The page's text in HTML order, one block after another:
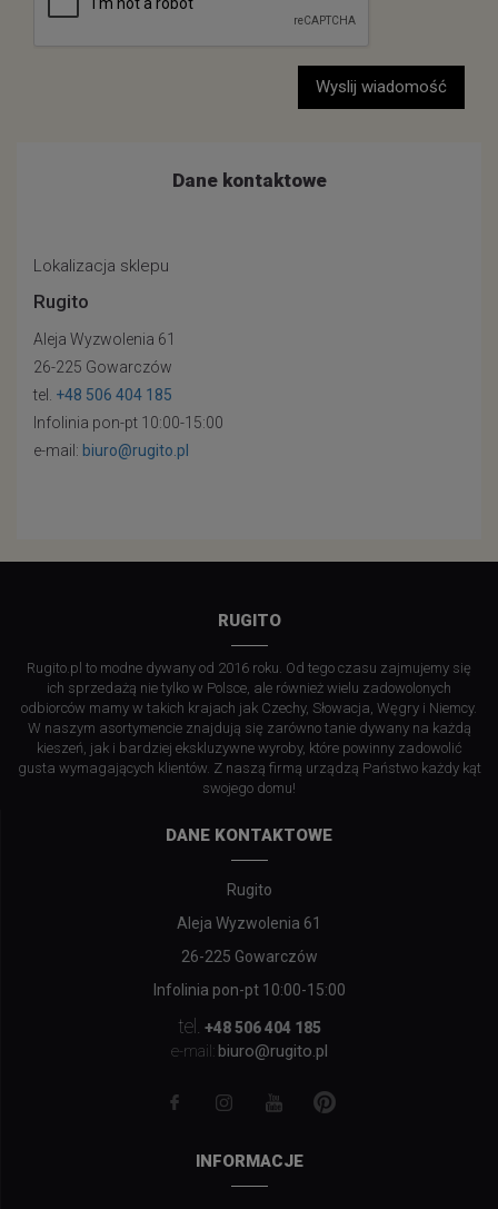
Wyslij wiadomość
Dane kontaktowe
Lokalizacja sklepu
Rugito
Aleja Wyzwolenia 61
26-225 Gowarczów
tel. +48 506 404 185
Infolinia pon-pt 10:00-15:00
e-mail: biuro@rugito.pl
RUGITO
Rugito.pl to modne dywany od 2016 roku. Od tego czasu zajmujemy się
ich sprzedażą nie tylko w Polsce, ale również wielu zadowolonych
odbiorców mamy w takich krajach jak Czechy, Słowacja, Węgry i Niemcy.
W naszym asortymencie znajdują się zarówno tanie dywany na każdą
kieszeń, jak i bardziej ekskluzywne wyroby, które powinny zadowolić
gusta wymagających klientów. Z naszą firmą urządzą Państwo każdy kąt
swojego domu!
DANE KONTAKTOWE
Rugito
Aleja Wyzwolenia 61
26-225 Gowarczów
Infolinia pon-pt 10:00-15:00
tel.
+48 506 404 185
e-mail: biuro@rugito.pl
INFORMACJE